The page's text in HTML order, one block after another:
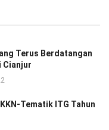
Terus Berdatangan
Cianjur
Tematik ITG Tahun